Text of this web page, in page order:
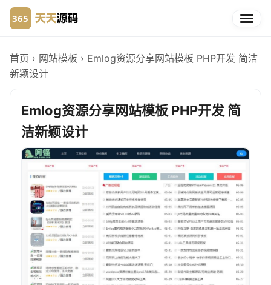
首页 › 网站模板 › Emlog资源分享网站模板 PHP开发 简洁
新颖设计
Emlog资源分享网站模板 PHP开发 简
洁新颖设计